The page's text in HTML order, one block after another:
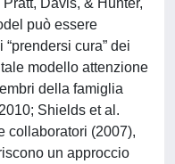
Davis, & Hunter,
può essere
cura” dei
modello attenzione
della famiglia
Shields et al.
collaboratori (2007),
un approccio